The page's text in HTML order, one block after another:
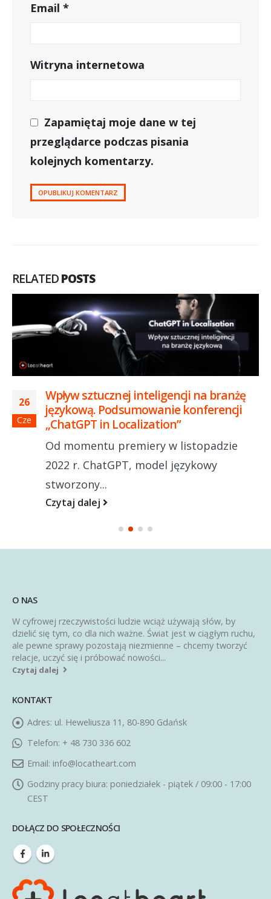
Email *
Witryna internetowa
Zapamiętaj moje dane w tej
przeglądarce podczas pisania
kolejnych komentarzy.
RELATEDPOSTS
26
Cze
Wpływ sztucznej inteligencji na branżę
językową. Podsumowanie konferencji
„ChatGPT in Localization”
Od momentu premiery w listopadzie
2022 r. ChatGPT, model językowy
stworzony...
Czytaj dalej
O NAS
W cyfrowej rzeczywistości ludzie wciąż używają słów, by
dzielić się tym, co dla nich ważne. Świat jest w ciągłym ruchu,
ale pewne sprawy pozostają niezmienne – chcemy tworzyć
relacje, uczyć się i próbować nowości...
Czytaj dalej
KONTAKT
Adres: ul. Heweliusza 11, 80-890 Gdańsk
Telefon: + 48 730 336 602
Email: info@locatheart.com
Godziny pracy biura: poniedziałek - piątek / 09:00 - 17:00
CEST
DOŁĄCZ DO SPOŁECZNOŚCI